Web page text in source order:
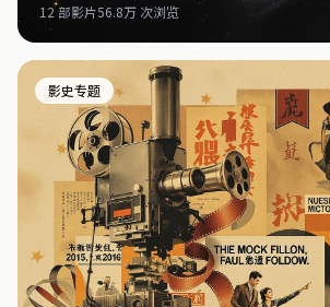
12 部影片56.8万 次浏览
影史专题